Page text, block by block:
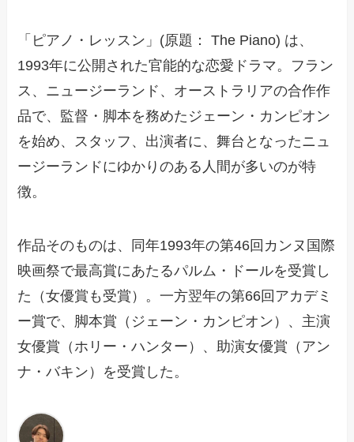
「ピアノ・レッスン」(原題： The Piano) は、
1993年に公開された官能的な恋愛ドラマ。フラン
ス、ニュージーランド、オーストラリアの合作作
品で、監督・脚本を務めたジェーン・カンピオン
を始め、スタッフ、出演者に、舞台となったニュ
ージーランドにゆかりのある人間が多いのが特
徴。
作品そのものは、同年1993年の第46回カンヌ国際
映画祭で最高賞にあたるパルム・ドールを受賞し
た（女優賞も受賞）。一方翌年の第66回アカデミ
ー賞で、脚本賞（ジェーン・カンピオン）、主演
女優賞（ホリー・ハンター）、助演女優賞（アン
ナ・バキン）を受賞した。